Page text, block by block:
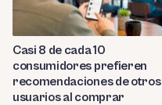
Casi 8 de cada 10
consumidores prefieren
recomendaciones de otros
usuarios al comprar